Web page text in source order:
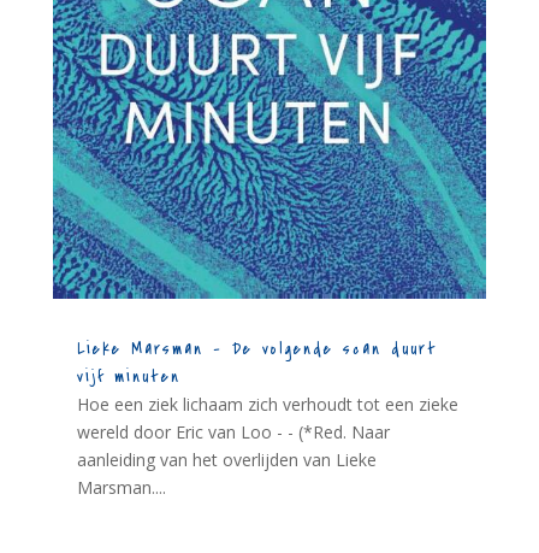
Lieke Marsman – De volgende scan duurt
vijf minuten
Hoe een ziek lichaam zich verhoudt tot een zieke
wereld door Eric van Loo - - (*Red. Naar
aanleiding van het overlijden van Lieke
Marsman....